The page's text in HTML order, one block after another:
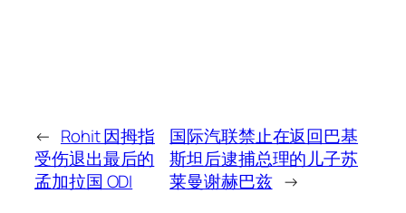
← Rohit 因拇指
受伤退出最后的
孟加拉国 ODI
国际汽联禁止在返回巴基
斯坦后逮捕总理的儿子苏
莱曼谢赫巴兹 →